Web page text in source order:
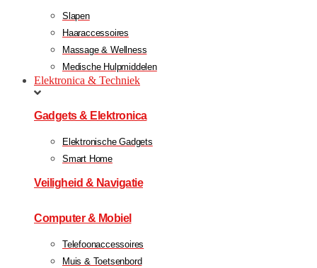
Slapen
Haaraccessoires
Massage & Wellness
Medische Hulpmiddelen
Elektronica & Techniek
Gadgets & Elektronica
Elektronische Gadgets
Smart Home
Veiligheid & Navigatie
Computer & Mobiel
Telefoonaccessoires
Muis & Toetsenbord